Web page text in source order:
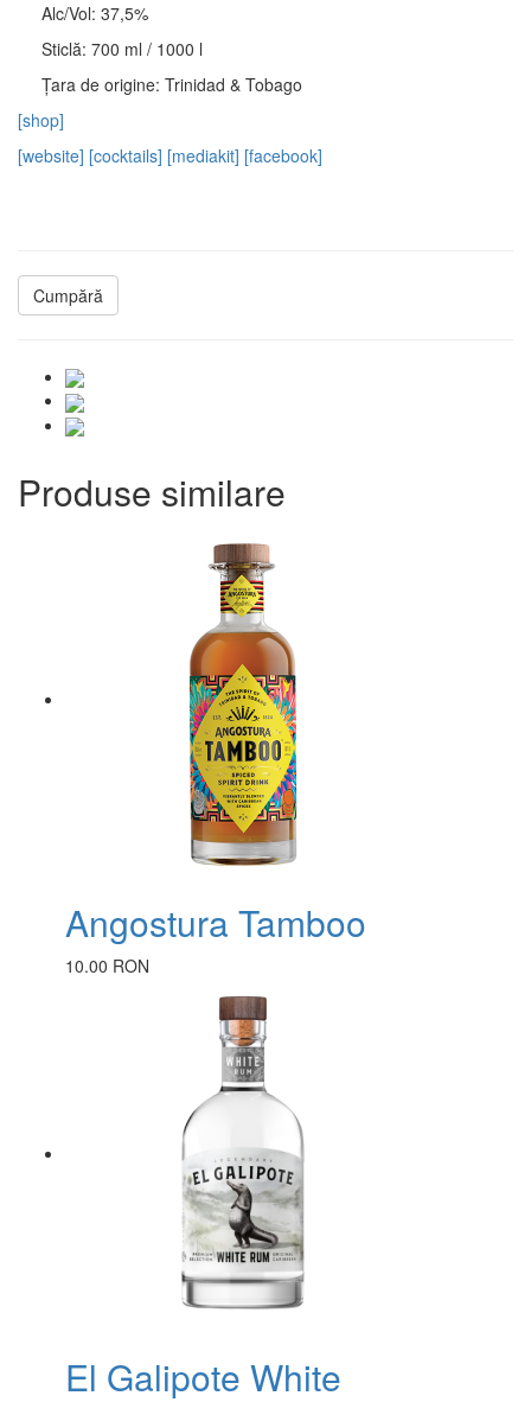
Alc/Vol: 37,5%
Sticlă: 700 ml / 1000 l
Țara de origine: Trinidad & Tobago
[shop]
[website] [cocktails] [mediakit] [facebook]
Cumpără
Produse similare
Angostura Tamboo
10.00 RON
El Galipote White